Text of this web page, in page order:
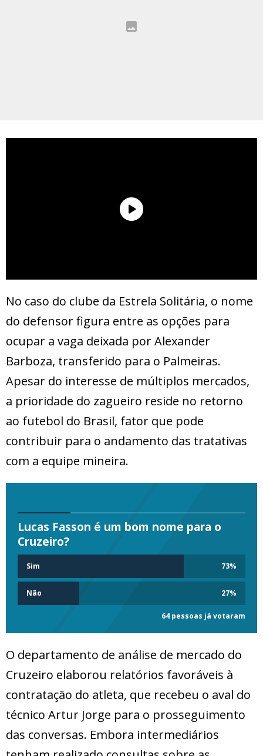
No caso do clube da Estrela Solitária, o nome
do defensor figura entre as opções para
ocupar a vaga deixada por Alexander
Barboza, transferido para o Palmeiras.
Apesar do interesse de múltiplos mercados,
a prioridade do zagueiro reside no retorno
ao futebol do Brasil, fator que pode
contribuir para o andamento das tratativas
com a equipe mineira.
Lucas Fasson é um bom nome para o
Cruzeiro?
Sim 73%
Não 27%
64 pessoas já votaram
O departamento de análise de mercado do
Cruzeiro elaborou relatórios favoráveis à
contratação do atleta, que recebeu o aval do
técnico Artur Jorge para o prosseguimento
das conversas. Embora intermediários